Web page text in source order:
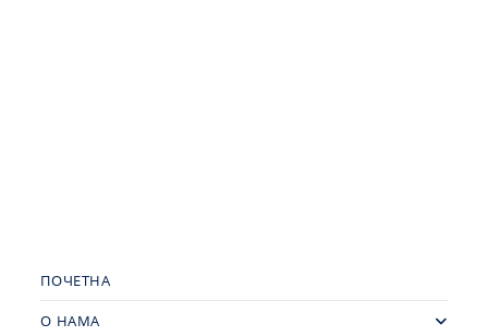
ПОЧЕТНА
О НАМА